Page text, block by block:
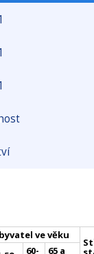
ve věku
60- 65 a